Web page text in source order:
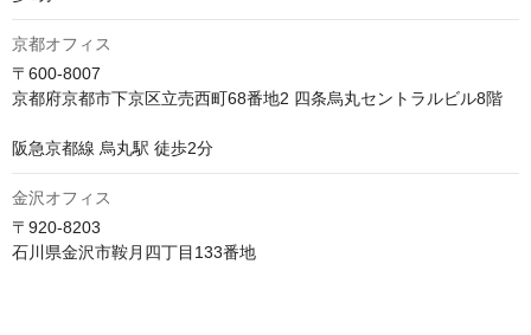
京都オフィス
〒600-8007
京都府京都市下京区立売西町68番地2 四条烏丸セントラルビル8階
阪急京都線 烏丸駅 徒歩2分
金沢オフィス
〒920-8203
石川県金沢市鞍月四丁目133番地